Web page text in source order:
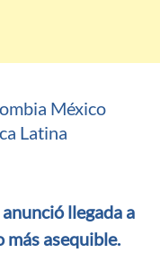
llegada a
asequible.